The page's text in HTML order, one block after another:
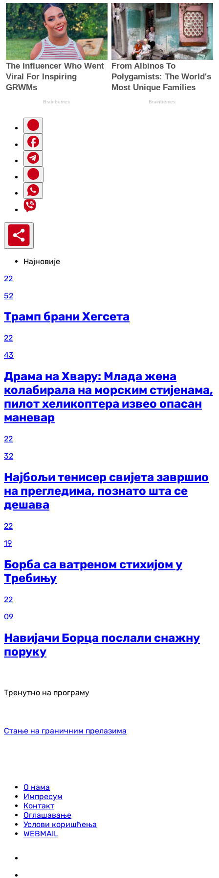
Најновије
22
52
Трамп брани Хегсета
22
43
Драма на Хвару: Млада жена
колабирала на морским стијенама,
пилот хеликоптера извео опасан
маневар
22
32
Најбољи тенисер свијета завршио
на прегледима, познато шта се
дешава
22
19
Борба са ватреном стихијом у
Требињу
22
09
Навијачи Борца послали снажну
поруку
Тренутно на програму
Стање на граничним прелазима
О нама
Импресум
Контакт
Оглашавање
Услови коришћења
WEBMAIL